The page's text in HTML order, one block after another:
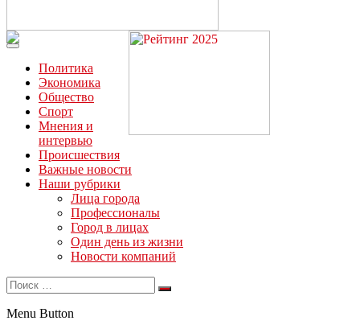
Читайте последние новости дня в Тульской области на сайте
“ЗаНовомосковск”
Политика
Экономика
Общество
Спорт
Мнения и
интервью
Происшествия
Важные новости
Наши рубрики
Лица города
Профессионалы
Город в лицах
Один день из жизни
Новости компаний
Menu Button